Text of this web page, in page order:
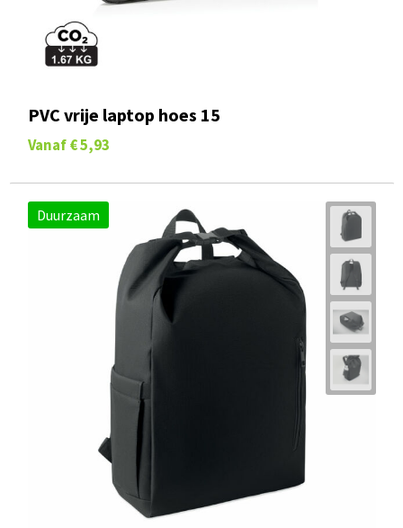
PVC vrije laptop hoes 15
Vanaf € 5,93
Duurzaam